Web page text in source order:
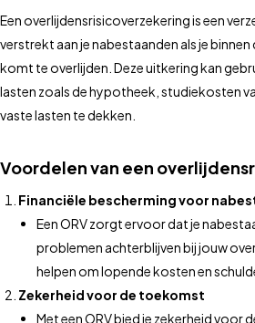
Een overlijdensrisicoverzekering is een
verstrekt aan je nabestaanden als je
komt te overlijden. Deze uitkering kan
lasten zoals de hypotheek, studiekosten
vaste lasten te dekken.
Voordelen van een
Financiële bescherming voor
Een ORV zorgt ervoor dat je
problemen achterblijven bij jouw
helpen om lopende kosten en
Zekerheid voor de toekomst
Met een ORV bied je zekerheid voor